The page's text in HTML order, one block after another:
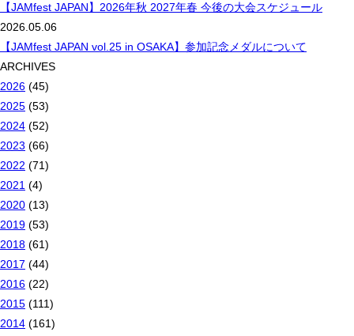
【JAMfest JAPAN】2026年秋 2027年春 今後の大会スケジュール
2026.05.06
【JAMfest JAPAN vol.25 in OSAKA】参加記念メダルについて
ARCHIVES
2026 (45)
2025 (53)
2024 (52)
2023 (66)
2022 (71)
2021 (4)
2020 (13)
2019 (53)
2018 (61)
2017 (44)
2016 (22)
2015 (111)
2014 (161)